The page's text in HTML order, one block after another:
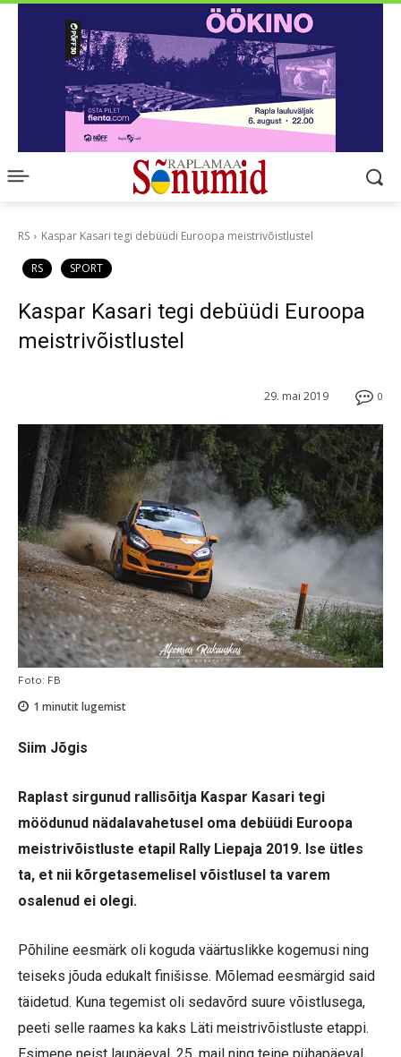
RS Kaspar Kasari tegi debüüdi Euroopa meistrivõistlustel
RS SPORT
Kaspar Kasari tegi debüüdi Euroopa
meistrivõistlustel
0
29. mai 2019
Foto: FB
1 minutit lugemist
Siim Jõgis
Raplast sirgunud rallisõitja Kaspar Kasari tegi
möödunud nädalavahetusel oma debüüdi Euroopa
meistrivõistluste etapil Rally Liepaja 2019. Ise ütles
ta, et nii kõrgetasemelisel võistlusel ta varem
osalenud ei olegi.
Põhiline eesmärk oli koguda väärtuslikke kogemusi ning
teiseks jõuda edukalt finišisse. Mõlemad eesmärgid said
täidetud. Kuna tegemist oli sedavõrd suure võistlusega,
peeti selle raames ka kaks Läti meistrivõistluste etappi.